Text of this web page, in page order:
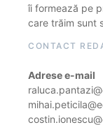
îi formează pe
care trăim sunt
CONTACT
Adrese e-mail